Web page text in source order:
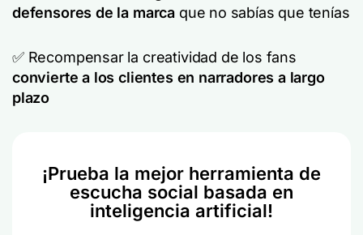
defensores de la marca que no sabías que tenías
✅ Recompensar la creatividad de los fans
convierte a los clientes en narradores a largo
plazo
¡Prueba la mejor herramienta de
escucha social basada en
inteligencia artificial!